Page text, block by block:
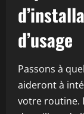
d’usage
Passons à
aideront à
votre routine.